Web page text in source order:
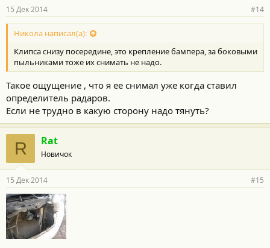
н
о
с
и
:
15 Дек 2014 #14
Никола написал(а):
Клипса снизу посередине, это крепление бампера, за боковыми
пыльниками тоже их снимать не надо.
Такое ощущение , что я ее снимал уже когда ставил
определитель радаров.
Если не трудно в какую сторону надо тянуть?
R Rat
Новичок
15 Дек 2014 #15